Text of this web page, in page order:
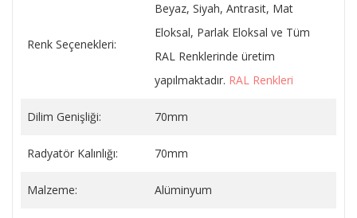
Renk Seçenekleri:
Beyaz, Siyah, Antrasit, Mat
Eloksal, Parlak Eloksal ve Tüm
RAL Renklerinde üretim
yapılmaktadır. RAL Renkleri
Dilim Genişliği: 70mm
Radyatör Kalınlığı: 70mm
Malzeme: Alüminyum